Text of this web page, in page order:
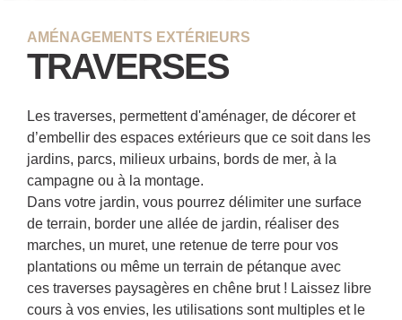
AMÉNAGEMENTS EXTÉRIEURS
TRAVERSES
Les traverses, permettent d'aménager, de décorer et
d’embellir des espaces extérieurs que ce soit dans les
jardins, parcs, milieux urbains, bords de mer, à la
campagne ou à la montage.
Dans votre jardin, vous pourrez délimiter une surface
de terrain, border une allée de jardin, réaliser des
marches, un muret, une retenue de terre pour vos
plantations ou même un terrain de pétanque avec
ces traverses paysagères en chêne brut ! Laissez libre
cours à vos envies, les utilisations sont multiples et le